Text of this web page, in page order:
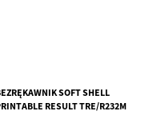
SOFT SHELL
RESULT TRE/R232M